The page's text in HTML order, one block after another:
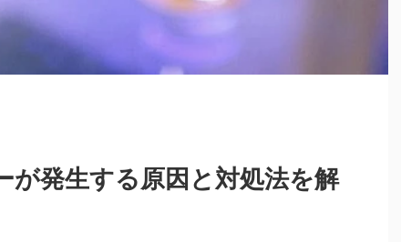
発生する原因と対処法を解